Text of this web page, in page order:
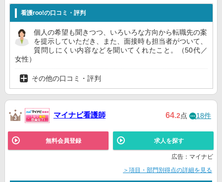
看護roo!の口コミ・評判
個人の希望も聞きつつ、いろいろな方向から転職先の案
を提示していただき、また、面接時も担当者がついて、
質問しにくい内容などを聞いてくれたこと。（50代／
女性）
その他の口コミ・評判
マイナビ看護師 64.2点 18件
無料会員登録 求人を探す
広告：マイナビ
＞項目・部門別得点の詳細を見る